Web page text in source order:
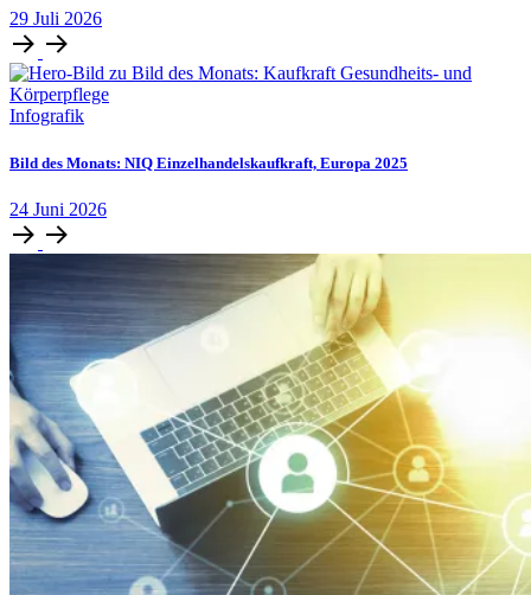
29 Juli 2026
Infografik
Bild des Monats: NIQ Einzelhandelskaufkraft, Europa 2025
24 Juni 2026